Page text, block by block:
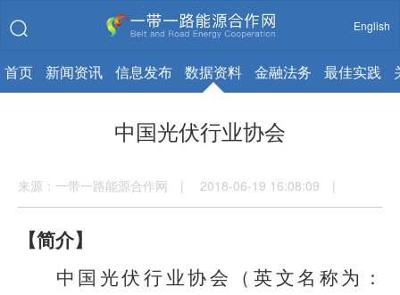
English
首页 新闻资讯 信息发布 数据资料 金融法务 最佳实践
中国光伏行业协会
来源：一带一路能源合作网 | 2018-06-19 16:08:09 |
【简介】
中国光伏行业协会（英文名称为：